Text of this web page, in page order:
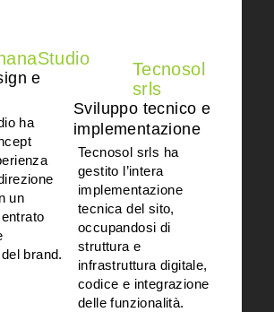
Tecnosol
srls
Sviluppo tecnico e
implementazione
Tecnosol srls ha
gestito l’intera
implementazione
tecnica del sito,
occupandosi di
struttura e
infrastruttura digitale,
codice e integrazione
delle funzionalità.
e
ha
un
brand.